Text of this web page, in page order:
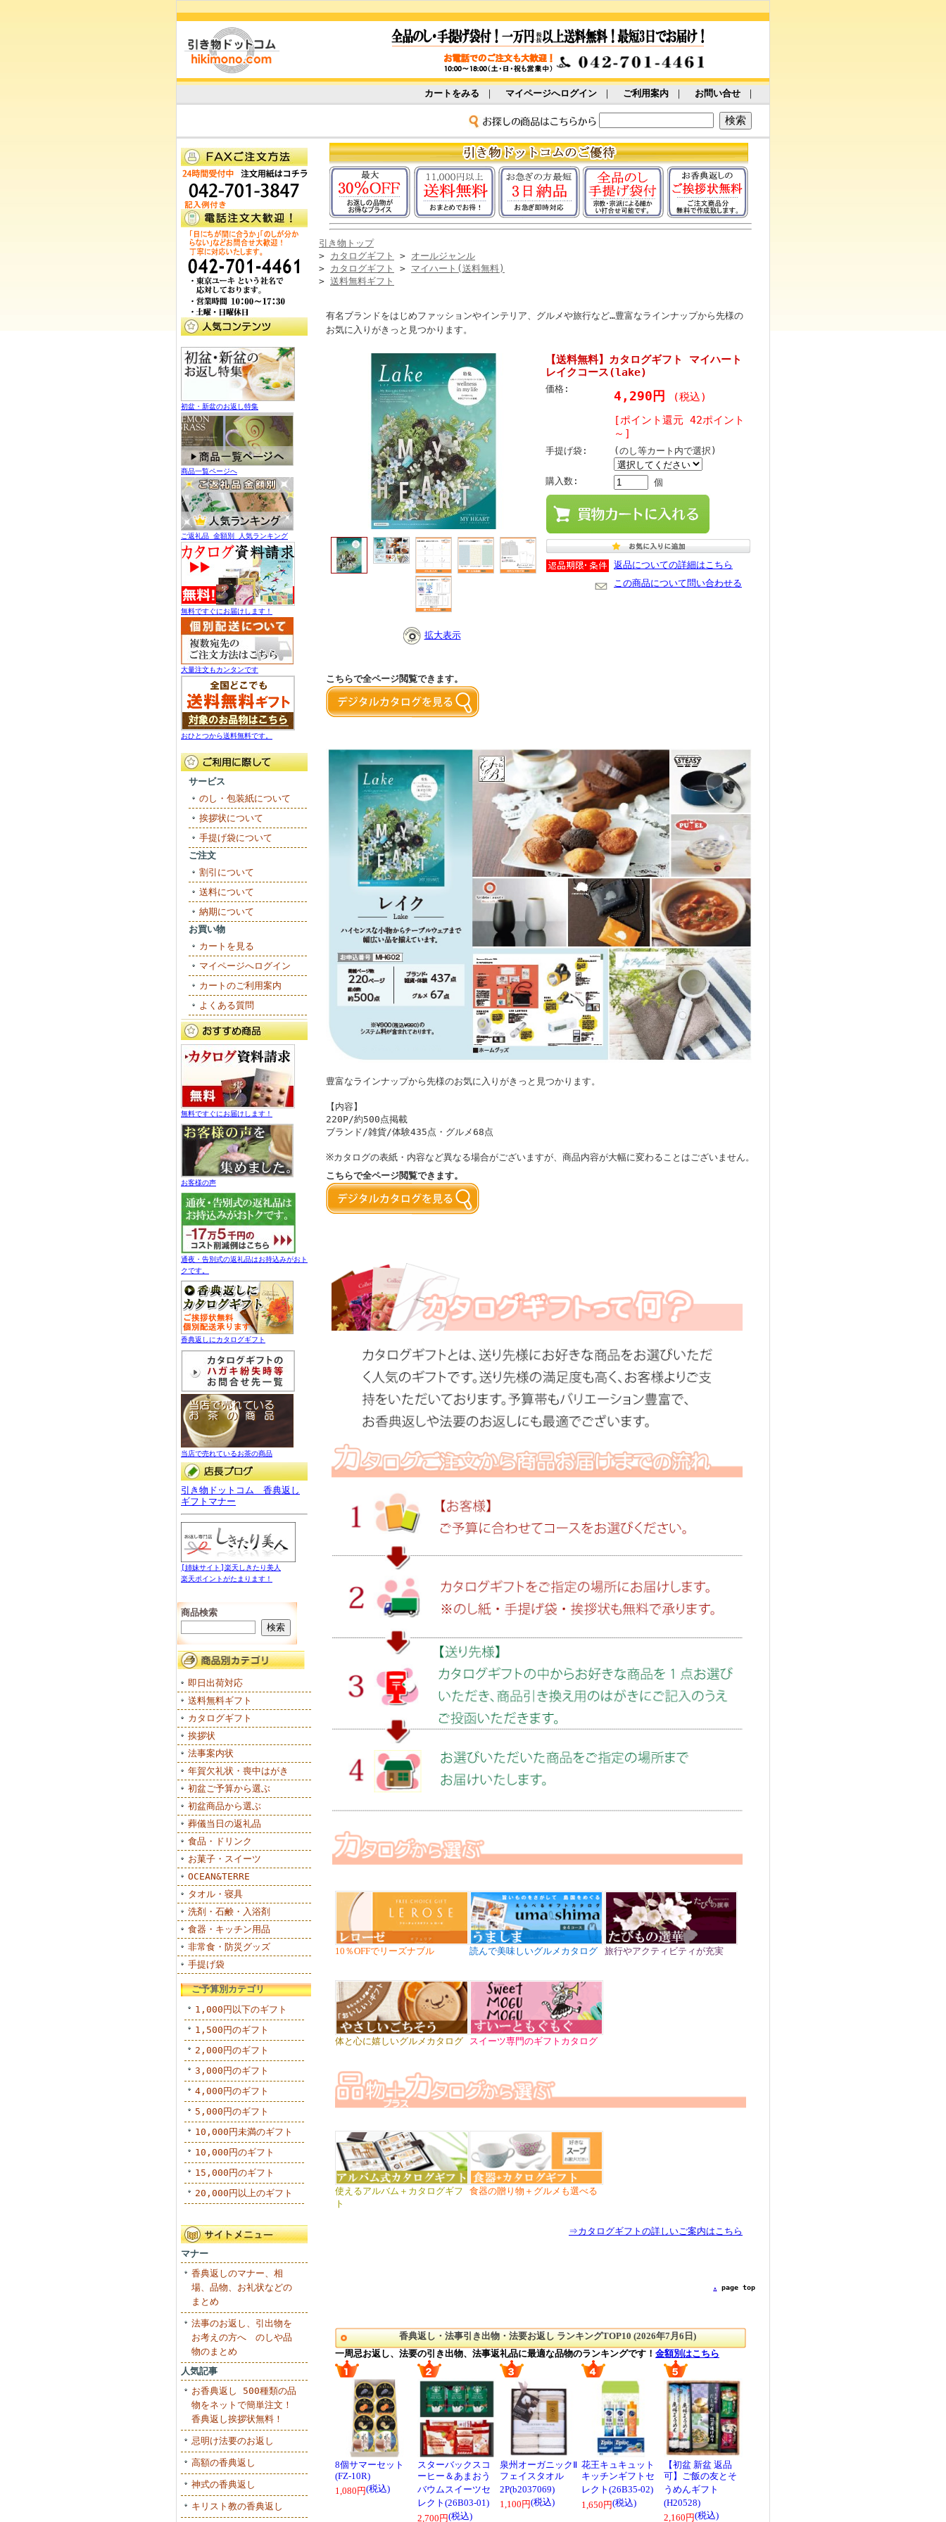
カートをみる ｜ マイページへログイン ｜ ご利用案内 ｜ お問い合せ ｜
初盆・新盆のお返し特集
商品一覧ページへ
ご返礼品 金額別 人気ランキング
無料ですぐにお届けします！
大量注文もカンタンです
おひとつから送料無料です。
サービス
のし・包装紙について
挨拶状について
手提げ袋について
ご注文
割引について
送料について
納期について
お買い物
カートを見る
マイページへログイン
カートのご利用案内
よくある質問
無料ですぐにお届けします！
お客様の声
通夜・告別式の返礼品はお持込みがおト
クです。
香典返しにカタログギフト
当店で売れているお茶の商品
引き物ドットコム 香典返し
ギフトマナー
[姉妹サイト]楽天しきたり美人
楽天ポイントがたまります！
商品検索
即日出荷対応
送料無料ギフト
カタログギフト
挨拶状
法事案内状
年賀欠礼状・喪中はがき
初盆ご予算から選ぶ
初盆商品から選ぶ
葬儀当日の返礼品
食品・ドリンク
お菓子・スイーツ
OCEAN&TERRE
タオル・寝具
洗剤・石鹸・入浴剤
食器・キッチン用品
非常食・防災グッズ
手提げ袋
ご予算別カテゴリ
1,000円以下のギフト
1,500円のギフト
2,000円のギフト
3,000円のギフト
4,000円のギフト
5,000円のギフト
10,000円未満のギフト
10,000円のギフト
15,000円のギフト
20,000円以上のギフト
マナー
香典返しのマナー、相
場、品物、お礼状などの
まとめ
法事のお返し、引出物を
お考えの方へ のしや品
物のまとめ
人気記事
お香典返し 500種類の品
物をネットで簡単注文！
香典返し挨拶状無料！
忌明け法要のお返し
高額の香典返し
神式の香典返し
キリスト教の香典返し
引き物トップ
>
カタログギフト > オールジャンル
>
カタログギフト > マイハート(送料無料)
> 送料無料ギフト
有名ブランドをはじめファッションやインテリア、グルメや旅行など…豊富なラインナップから先様の
お気に入りがきっと見つかります。
拡大表示
【送料無料】カタログギフト マイハート
レイクコース(lake)
価格: 4,290円
(税込)
[ポイント還元 42ポイント
～]
手提げ袋: (のし等カート内で選択)
購入数: 個
返品についての詳細はこちら
この商品について問い合わせる
こちらで全ページ閲覧できます。
豊富なラインナップから先様のお気に入りがきっと見つかります。
【内容】
220P/約500点掲載
ブランド/雑貨/体験435点・グルメ68点
※カタログの表紙・内容など異なる場合がございますが、商品内容が大幅に変わることはございません。
こちらで全ページ閲覧できます。
page top